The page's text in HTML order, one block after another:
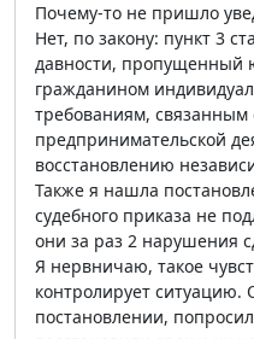
Почему-то не пришло
Нет, по закону: пункт 3
давности, пропущенный
гражданином
требованиям,
предпринимательской
восстановлению
Также я нашла
судебного приказа не
они за раз 2 нарушения
Я нервничаю, такое
контролирует ситуацию.
постановлении,